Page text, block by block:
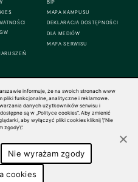
BIP
MAPA KAMPUSU
DEKLARACJA DOSTĘPNOŚCI
DLA MEDIÓW
MAPA SERWISU
RESERVED
informuje, że na swoich stronach www
pliki funkcjonalne, analityczne i reklamowe.
danych użytkowników serwisu i
są w „Polityce cookies”. Aby zmienić
aby wyłączyć pliki cookies kliknij \"Nie
zgody\".
Nie wyrażam zgody
cookies